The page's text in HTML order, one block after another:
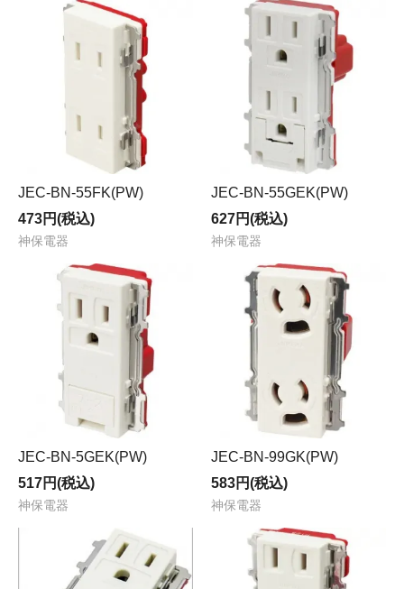
JEC-BN-55FK(PW)
473円(税込)
神保電器
JEC-BN-55GEK(PW)
627円(税込)
神保電器
JEC-BN-5GEK(PW)
517円(税込)
神保電器
JEC-BN-99GK(PW)
583円(税込)
神保電器